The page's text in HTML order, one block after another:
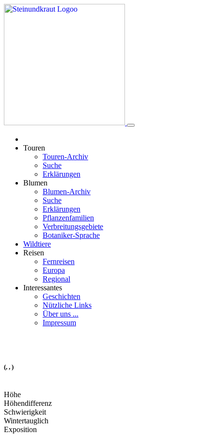
Touren
Touren-Archiv
Suche
Erklärungen
Blumen
Blumen-Archiv
Suche
Erklärungen
Pflanzenfamilien
Verbreitungsgebiete
Botaniker-Sprache
Wildtiere
Reisen
Fernreisen
Europa
Regional
Interessantes
Geschichten
Nützliche Links
Über uns ...
Impressum
(, , )
Höhe
Höhendifferenz
Schwierigkeit
Wintertauglich
Exposition